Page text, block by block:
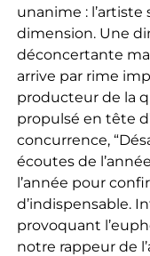
unanime : l’artiste
dimension. Une
déconcertante
arrive par rime
producteur de la
propulsé en tête
concurrence,
écoutes de
l’année pour
d’indispensable.
provoquant
notre rappeur de